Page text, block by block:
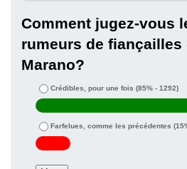
Comment jugez-vous
rumeurs de fiançailles
Marano?
Crédibles, pour une fois (85% - 1292)
Farfelues, comme les précédentes